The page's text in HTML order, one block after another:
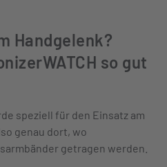
Handgelenk?
so gut
speziell für den Einsatz am
genau dort, wo
getragen werden.